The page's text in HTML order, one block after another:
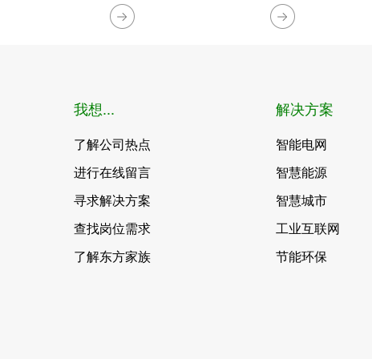
我想...
了解公司热点
进行在线留言
寻求解决方案
查找岗位需求
了解东方家族
解决方案
智能电网
智慧能源
智慧城市
工业互联网
节能环保